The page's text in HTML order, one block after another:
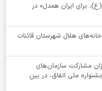
برای ایران همدل» در
خانه‌های هلال شهرستان قائنات
میزان مشارکت سازمان‌های
ملی اتفاق، در بین